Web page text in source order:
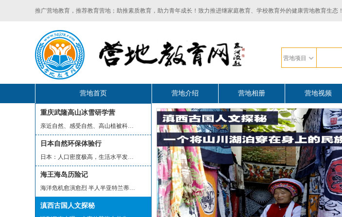
推广营地教育，推荐教育营地；助推素质教育，助力青年成长！致力推进继家庭教育、学校教育外的健康营地教育生态！
营地项目
营地首页 营地介绍 营地相册 营地视频
重庆武隆高山冰雪研学营
亲近自然、感受自然、高山植被科考、高...
日本自然环保体验行
日本：人口密度极高，生活水平发达，却...
海王海岛历险记
海洋危机愈演愈烈 半人半亚特兰蒂斯血统...
滇西古国人文探秘